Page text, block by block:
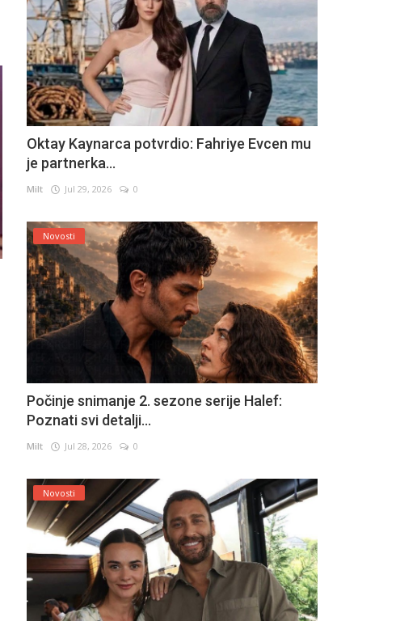
Oktay Kaynarca potvrdio: Fahriye Evcen mu
je partnerka...
Milt Jul 29, 2026 0
Novosti
Počinje snimanje 2. sezone serije Halef:
Poznati svi detalji...
Milt Jul 28, 2026 0
Novosti